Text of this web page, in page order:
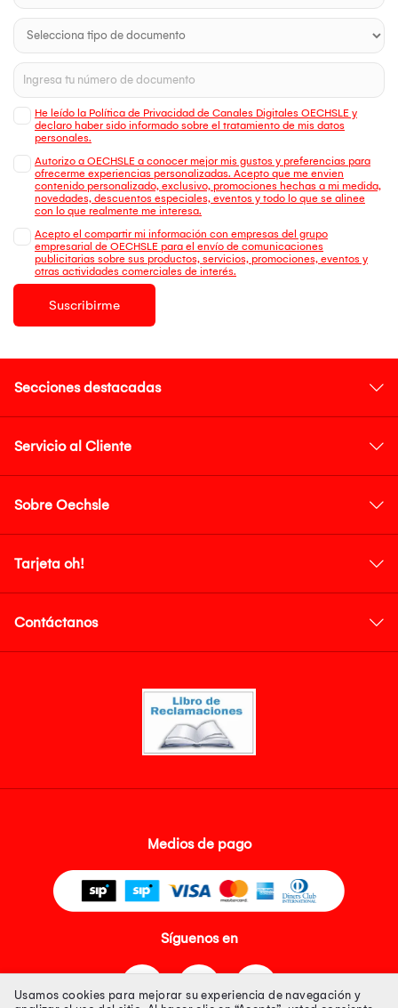
He leído la Política de Privacidad de Canales Digitales OECHSLE y
declaro haber sido informado sobre el tratamiento de mis datos
personales.
Autorizo a OECHSLE a conocer mejor mis gustos y preferencias para
ofrecerme experiencias personalizadas. Acepto que me envien
contenido personalizado, exclusivo, promociones hechas a mi medida,
novedades, descuentos especiales, eventos y todo lo que se alinee
con lo que realmente me interesa.
Acepto el compartir mi información con empresas del grupo
empresarial de OECHSLE para el envío de comunicaciones
publicitarias sobre sus productos, servicios, promociones, eventos y
otras actividades comerciales de interés.
Suscribirme
Secciones destacadas
Servicio al Cliente
Sobre Oechsle
Tarjeta oh!
Contáctanos
Medios de pago
Síguenos en
Usamos cookies para mejorar su experiencia de navegación y